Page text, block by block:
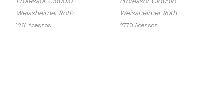
Weissheimer Roth
1261 Acessos
Weissheimer Roth
2770 Acessos